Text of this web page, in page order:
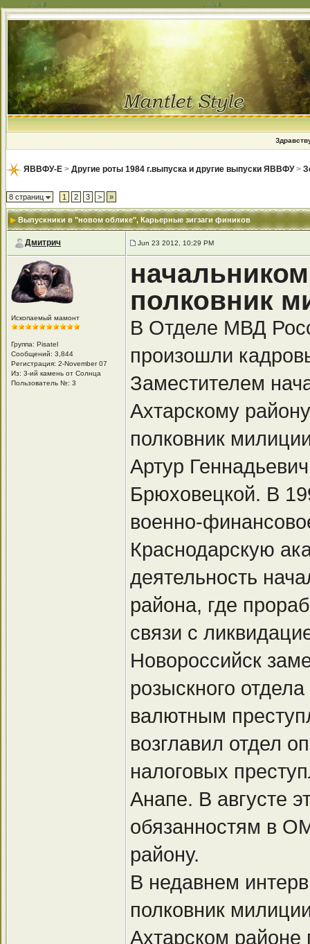
ЯВВФУ-Е > Другие роты 1984 г.выпуска и другие выпуски ЯВВФУ>
8 страниц 1 2 3 > »
Выпускники в "новом облике", Карьерные зигзаги фиников
Дмитрич Jun 23 2012, 10:29 PM
Ископаемый мамонт
Группа: Pisatel
Сообщений: 3,844
Регистрация: 2-November 07
Из: 3-ий камень от Солнца
Пользователь №: 3
полковник
В Отделе МВД
произошли
Заместителем
Ахтарскому
полковник
Артур
Брюховецкой. В
военно-
Краснодарскую
деятельность
района, где
связи с
Новороссийск
розыскного
валютным
возглавил отдел
налоговых
Анапе. В августе
обязанностям в
району.
В недавнем
полковник
Ахтарском районе